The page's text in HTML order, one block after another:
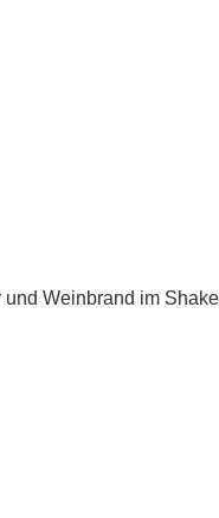
Weinbrand im